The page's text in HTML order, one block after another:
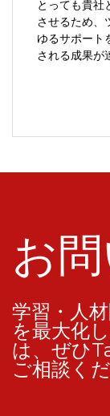
とっても貴社
させるため、
ゆるサポート
される成果が
お
学習・人
を最大化
は、ぜひ
ご相談くだ